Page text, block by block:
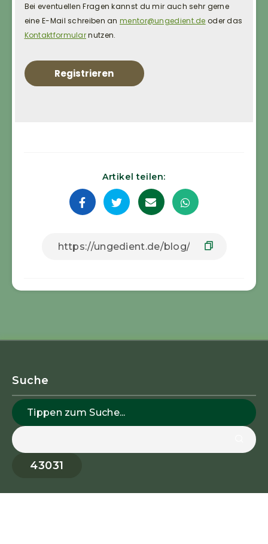
Bei eventuellen Fragen kannst du mir auch sehr gerne
eine E-Mail schreiben an mentor@ungedient.de oder das
Kontaktformularnutzen.
Registrieren
Artikel teilen:
Suche